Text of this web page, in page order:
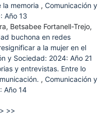
memoria , Comunicación y
Año 13
Betsabee Fortanell-Trejo,
buchona en redes
a la mujer en el
y Sociedad: 2024: Año 21
y entrevistas. Entre lo
, Comunicación y
Año 14
> >>